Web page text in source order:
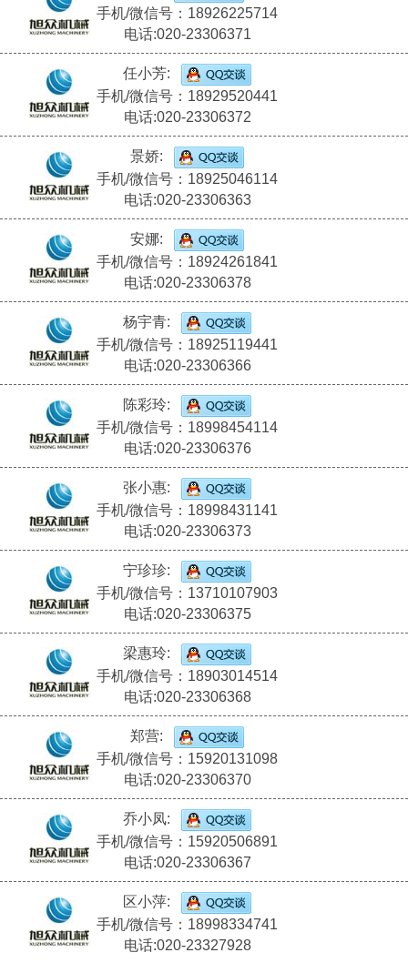
手机/微信号：18926225714
电话:020-23306371
任小芳:
手机/微信号：18929520441
电话:020-23306372
景娇:
手机/微信号：18925046114
电话:020-23306363
安娜:
手机/微信号：18924261841
电话:020-23306378
杨宇青:
手机/微信号：18925119441
电话:020-23306366
陈彩玲:
手机/微信号：18998454114
电话:020-23306376
张小惠:
手机/微信号：18998431141
电话:020-23306373
宁珍珍:
手机/微信号：13710107903
电话:020-23306375
梁惠玲:
手机/微信号：18903014514
电话:020-23306368
郑营:
手机/微信号：15920131098
电话:020-23306370
乔小凤:
手机/微信号：15920506891
电话:020-23306367
区小萍:
手机/微信号：18998334741
电话:020-23327928